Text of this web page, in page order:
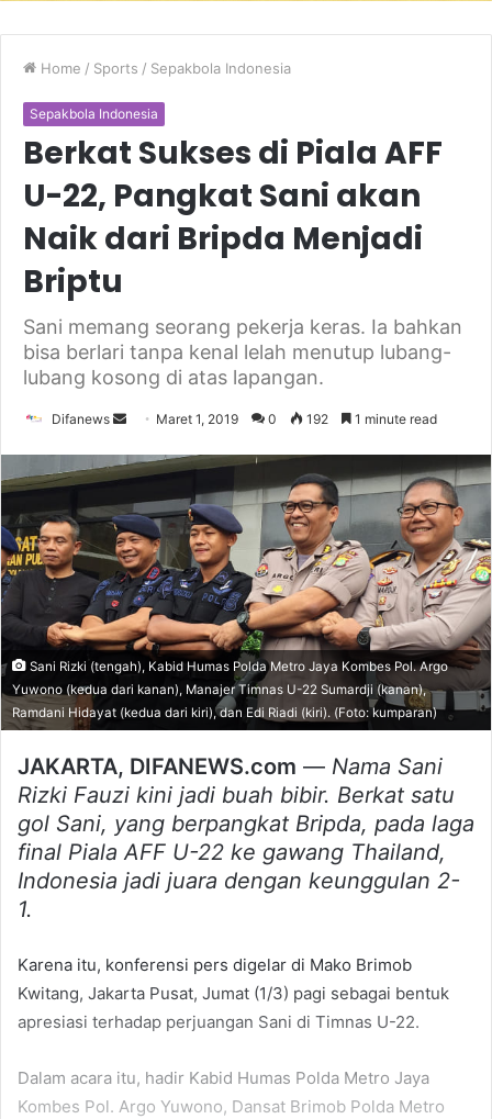
Home / Sports / Sepakbola Indonesia
Sepakbola Indonesia
Berkat Sukses di Piala AFF
U-22, Pangkat Sani akan
Naik dari Bripda Menjadi
Briptu
Sani memang seorang pekerja keras. Ia bahkan
bisa berlari tanpa kenal lelah menutup lubang-
lubang kosong di atas lapangan.
Difanews
Send
email
Maret 1, 2019 0 192 1 minute read
Sani Rizki (tengah), Kabid Humas Polda Metro Jaya Kombes Pol. Argo
Yuwono (kedua dari kanan), Manajer Timnas U-22 Sumardji (kanan),
Ramdani Hidayat (kedua dari kiri), dan Edi Riadi (kiri). (Foto: kumparan)
JAKARTA, DIFANEWS.com — Nama Sani
Rizki Fauzi kini jadi buah bibir. Berkat satu
gol Sani, yang berpangkat Bripda, pada laga
final Piala AFF U-22 ke gawang Thailand,
Indonesia jadi juara dengan keunggulan 2-
1.
Karena itu, konferensi pers digelar di Mako Brimob
Kwitang, Jakarta Pusat, Jumat (1/3) pagi sebagai bentuk
apresiasi terhadap perjuangan Sani di Timnas U-22.
Dalam acara itu, hadir Kabid Humas Polda Metro Jaya
Kombes Pol. Argo Yuwono, Dansat Brimob Polda Metro